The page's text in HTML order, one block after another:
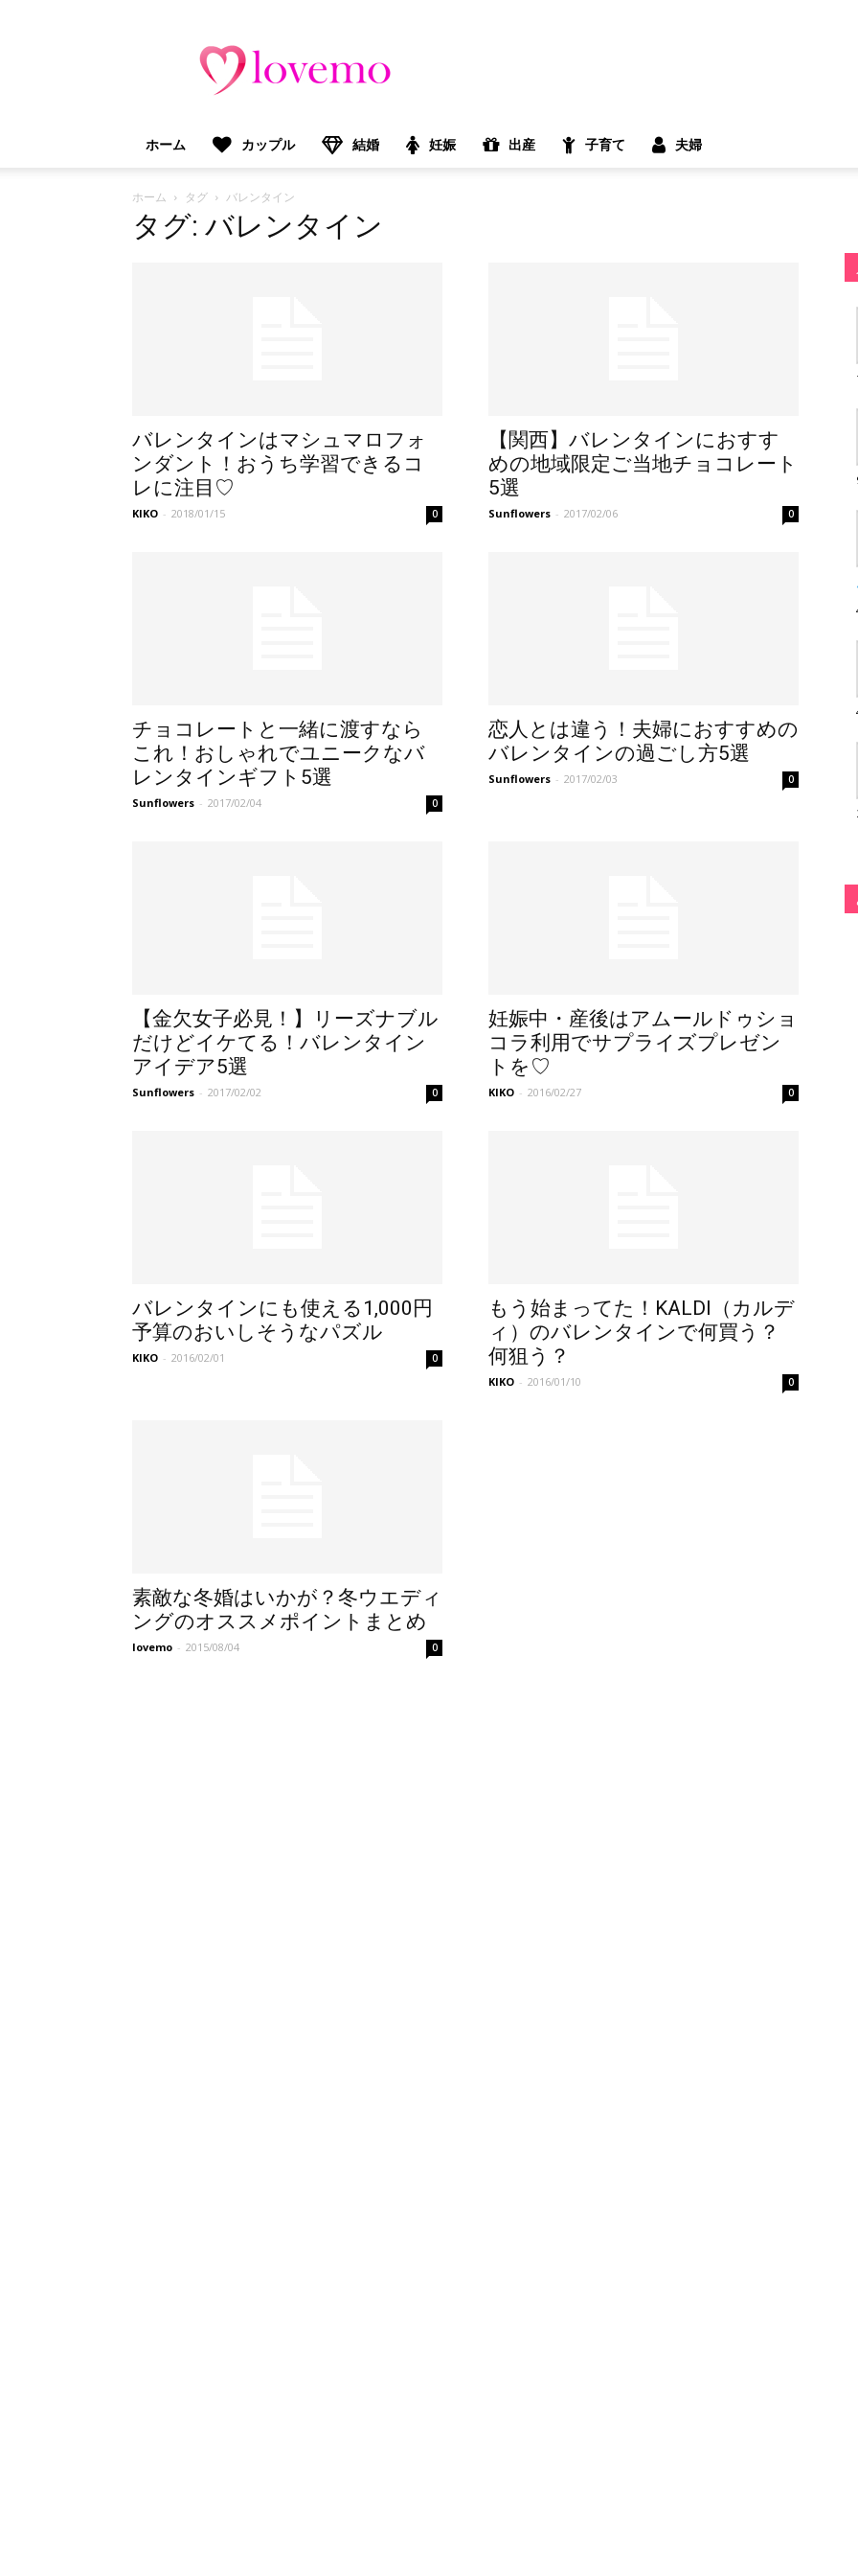
モ）：
プ
マ
マ
向
ホーム カップル 結婚 妊娠 出産 子育て 夫婦
ホーム タグ バレンタイン
タグ: バレンタイン
バレンタインはマシュマロフォ
ンダント！おうち学習できるコ
レに注目♡
KIKO - 2018/01/15 0
【関西】バレンタインにおすす
めの地域限定ご当地チョコレート
5選
Sunflowers - 2017/02/06 0
チョコレートと一緒に渡すなら
これ！おしゃれでユニークなバ
レンタインギフト5選
Sunflowers - 2017/02/04 0
恋人とは違う！夫婦におすすめの
バレンタインの過ごし方5選
Sunflowers - 2017/02/03 0
【金欠女子必見！】リーズナブル
だけどイケてる！バレンタイン
アイデア5選
Sunflowers - 2017/02/02 0
妊娠中・産後はアムールドゥショ
コラ利用でサプライズプレゼン
トを♡
KIKO - 2016/02/27 0
バレンタインにも使える1,000円
予算のおいしそうなパズル
KIKO - 2016/02/01 0
もう始まってた！KALDI（カルデ
ィ）のバレンタインで何買う？
何狙う？
KIKO - 2016/01/10 0
素敵な冬婚はいかが？冬ウエディ
ングのオス​スメポイントまとめ
lovemo - 2015/08/04 0